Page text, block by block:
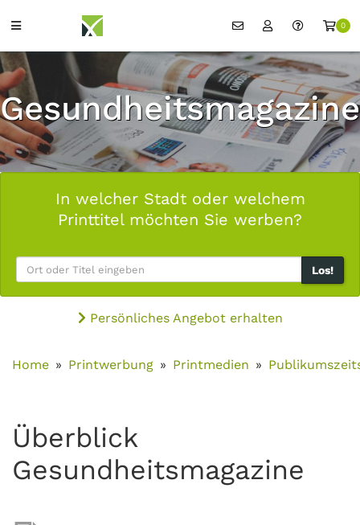
0
Gesundheitsmagazine
In welcher Stadt oder welchem
Printtitel möchten Sie werben?
Los!
Persönliches Angebot erhalten
Home Printwerbung Printmedien
Überblick
Gesundheitsmagazine